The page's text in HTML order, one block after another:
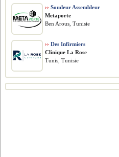
›› Soudeur Assembleur
Metaporte
Ben Arous, Tunisie
›› Des Infirmiers
Clinique La Rose
Tunis, Tunisie